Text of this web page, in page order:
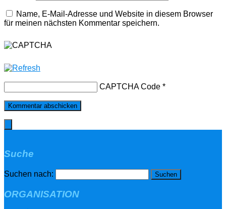
Name, E-Mail-Adresse und Website in diesem Browser
für meinen nächsten Kommentar speichern.
CAPTCHA Code *
Suche
Suchen nach:
ORGANISATION